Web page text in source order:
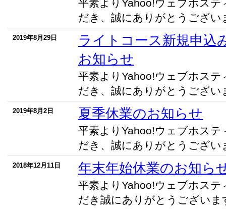
平素よりYahoo!ウェブホス
だき、誠にありがとうござい
2019年8月29日
ライトコース新規申込
お知らせ
平素よりYahoo!ウェブホス
だき、誠にありがとうござい
2019年8月2日 夏季休業のお知らせ
平素よりYahoo!ウェブホス
だき、誠にありがとうござい
2018年12月11日 年末年始休業のお知ら
平素よりYahoo!ウェブホス
だき誠にありがとうございま